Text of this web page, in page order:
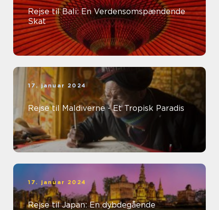
Rejse til Bali: En Verdensomspændende
Skat
17. januar 2024
Rejse til Maldiverne - Et Tropisk Paradis
17. januar 2024
Rejse til Japan: En dybdegående